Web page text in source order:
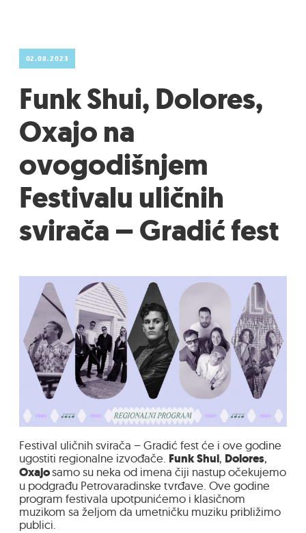
02.08.2023
Funk Shui, Dolores,
Oxajo na
ovogodišnjem
Festivalu uličnih
svirača – Gradić fest
Festival uličnih svirača – Gradić fest će i ove godine
ugostiti regionalne izvođače. Funk Shui, Dolores,
Oxajosamo su neka od imena čiji nastup očekujemo
u podgrađu Petrovaradinske tvrđave. Ove godine
program festivala upotpunićemo i klasičnom
muzikom sa željom da umetničku muziku približimo
publici.